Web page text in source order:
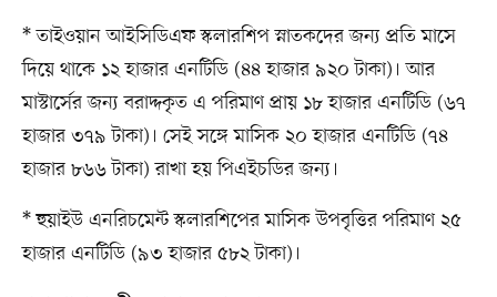
* তাইওয়ান আইসিডিএফ স্কলারশিপ স্নাতকদের জন্য প্রতি মাসে
দিয়ে থাকে ১২ হাজার এনটিডি (৪৪ হাজার ৯২০ টাকা)। আর
মাস্টার্সের জন্য বরাদ্দকৃত এ পরিমাণ প্রায় ১৮ হাজার এনটিডি (৬৭
হাজার ৩৭৯ টাকা)। সেই সঙ্গে মাসিক ২০ হাজার এনটিডি (৭৪
হাজার ৮৬৬ টাকা) রাখা হয় পিএইচডির জন্য।
* হুয়াইউ এনরিচমেন্ট স্কলারশিপের মাসিক উপবৃত্তির পরিমাণ ২৫
হাজার এনটিডি (৯৩ হাজার ৫৮২ টাকা)।